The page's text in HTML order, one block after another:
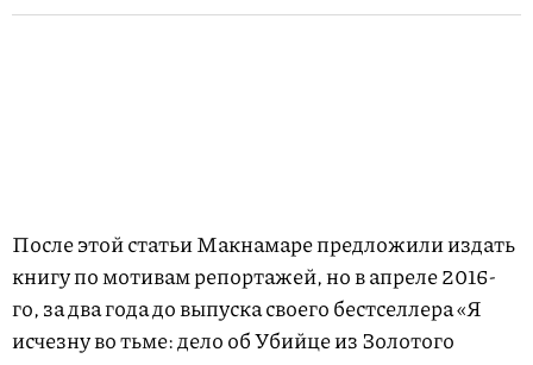
После этой статьи Макнамаре предложили издать
книгу по мотивам репортажей, но в апреле 2016-
го, за два года до выпуска своего бестселлера «Я
исчезну во тьме: дело об Убийце из Золотого